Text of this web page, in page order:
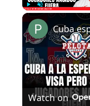
Play
Watch on